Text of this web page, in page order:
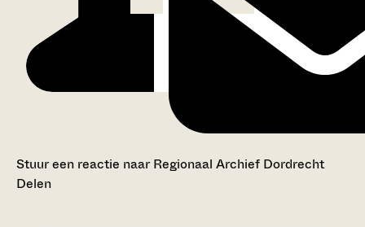
Stuur een reactie naar Regionaal Archief Dordrecht
Delen